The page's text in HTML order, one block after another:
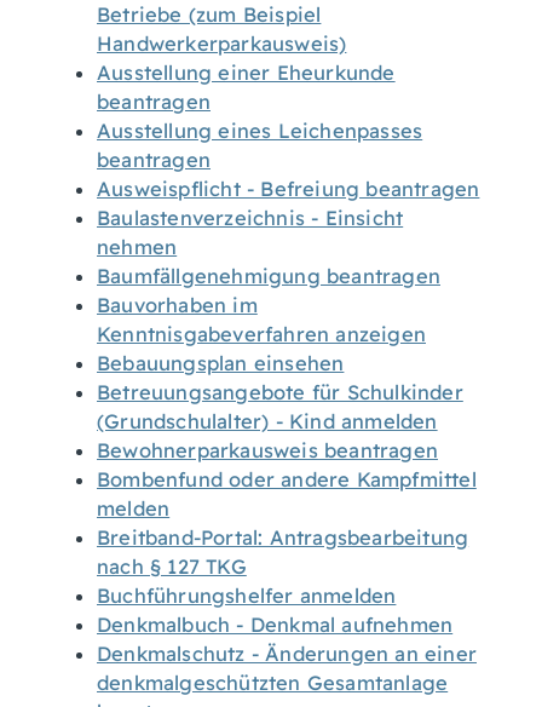
Betriebe (zum Beispiel
Handwerkerparkausweis)
Ausstellung einer Eheurkunde
beantragen
Ausstellung eines Leichenpasses
beantragen
Ausweispflicht - Befreiung beantragen
Baulastenverzeichnis - Einsicht
nehmen
Baumfällgenehmigung beantragen
Bauvorhaben im
Kenntnisgabeverfahren anzeigen
Bebauungsplan einsehen
Betreuungsangebote für Schulkinder
(Grundschulalter) - Kind anmelden
Bewohnerparkausweis beantragen
Bombenfund oder andere Kampfmittel
melden
Breitband-Portal: Antragsbearbeitung
nach § 127 TKG
Buchführungshelfer anmelden
Denkmalbuch - Denkmal aufnehmen
Denkmalschutz - Änderungen an einer
denkmalgeschützten Gesamtanlage